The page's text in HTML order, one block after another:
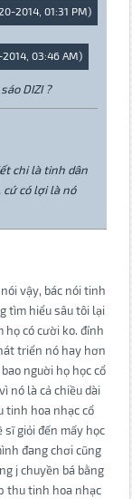
2014, 01:31 PM)
03:46 AM)
DIZI ?
chi là tinh dân
cứ có lợi là nó
vậy, bác nói tinh
tìm hiểu sâu tôi lại
họ có cười ko. đỉnh
triển nó hay hơn
nguời họ học cổ
nó là cả chiều dài
tinh hoa nhạc cổ
giỏi đến mấy học
đang chơi cũng
j chuyền bá bằng
thu tinh hoa nhạc